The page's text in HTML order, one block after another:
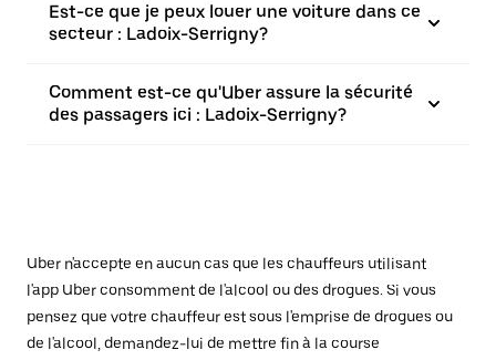
Est-ce que je peux louer une voiture dans ce
secteur : Ladoix-Serrigny?
Comment est-ce qu'Uber assure la sécurité
des passagers ici : Ladoix-Serrigny?
Uber n'accepte en aucun cas que les chauffeurs utilisant
l'app Uber consomment de l'alcool ou des drogues. Si vous
pensez que votre chauffeur est sous l'emprise de drogues ou
de l'alcool, demandez-lui de mettre fin à la course